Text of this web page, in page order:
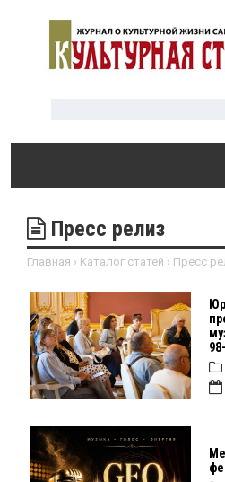
Пресс релиз
Главная › Каталог статей › Пресс